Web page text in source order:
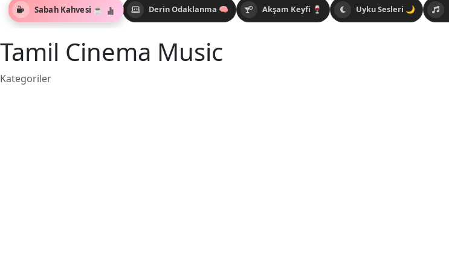
Sabah Kahvesi ☕ Derin Odaklanma 🧠 Akşam Keyfi 🍷 Uyku Sesleri 🌙
Tamil Cinema Music
Kategoriler